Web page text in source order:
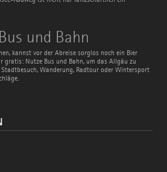
und Bahn
kannst vor der Abreise sorglos noch ein Bier
gratis: Nutze Bus und Bahn, um das Allgäu zu
Wanderung, Radtour oder Wintersport